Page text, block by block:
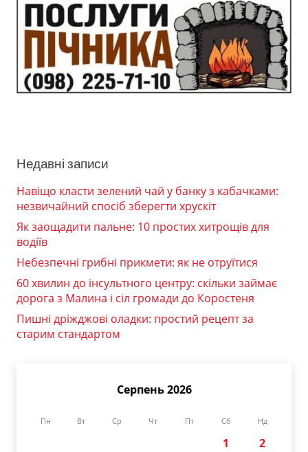
Недавні записи
Навіщо класти зелений чай у банку з кабачками:
незвичайний спосіб зберегти хрускіт
Як заощадити пальне: 10 простих хитрощів для
водіїв
Небезпечні грибні прикмети: як не отруїтися
60 хвилин до інсультного центру: скільки займає
дорога з Малина і сіл громади до Коростеня
Пишні дріжджові оладки: простий рецепт за
старим стандартом
Серпень 2026
Пн Вт Ср Чт Пт Сб Нд
1
2